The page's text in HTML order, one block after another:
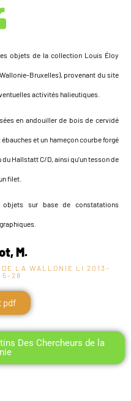
objets de la collection Louis Éloy
Bruxelles), provenant du site
activités halieutiques.
en andouiller de bois de cervidé
et un hameçon courbe forgé
Hallstatt C/D, ainsi qu’un tesson de
filet.
sur base de constatations
M.
LA WALLONIE LI 2013-
5-28
pdf
Des Chercheurs de la